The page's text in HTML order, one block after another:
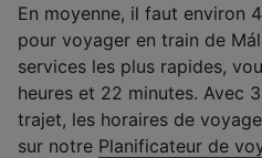
En moyenne, il faut environ
pour voyager en train de
services les plus rapides,
heures et 22 minutes. Avec
trajet, les horaires de
sur notre Planificateur de